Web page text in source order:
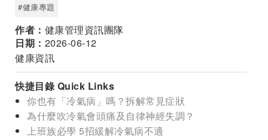
#健康專題
作者： 健康管理資訊團隊
日期： 2026-06-12
健康資訊
快捷目錄 Quick Links
你也有「冷氣病」嗎？拆解常見症狀
為什麼吹冷氣會頭痛及自律神經失調？
上班族必學 5招緩解冷氣病不適